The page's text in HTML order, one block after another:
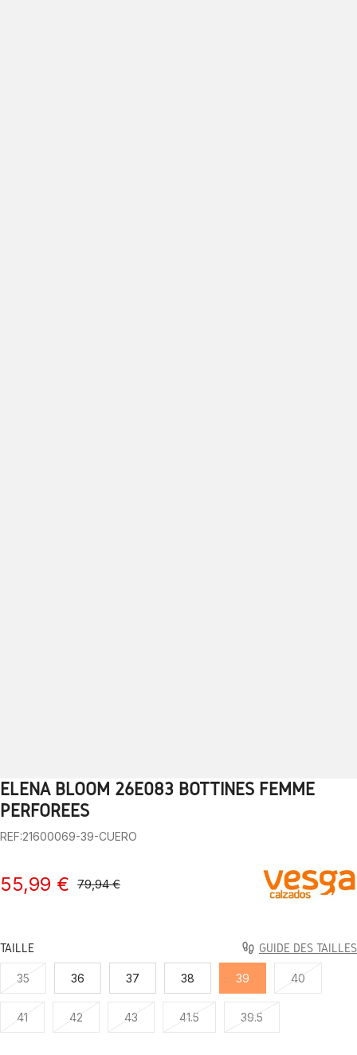
2 3 4 5 6 7 8 9 10
ELENA BLOOM 26E083 BOTTINES FEMME
PERFORÉES
REF:21600069-39-CUERO
55,99 € 79,94 €
TAILLE GUIDE DES TAILLES
35 36 37 38 39 40
41 42 43 41.5 39.5